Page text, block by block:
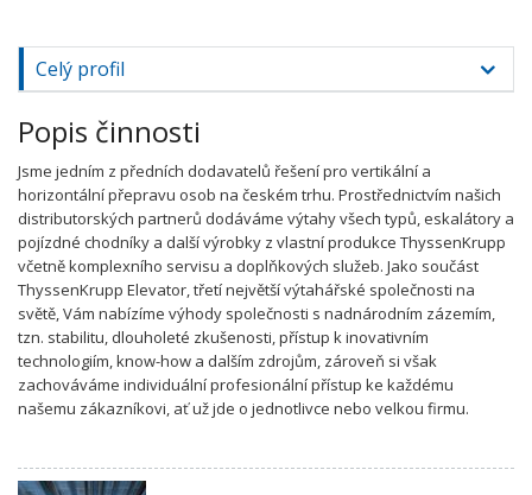
Celý profil
Popis činnosti
Jsme jedním z předních dodavatelů řešení pro vertikální a
horizontální přepravu osob na českém trhu. Prostřednictvím našich
distributorských partnerů dodáváme výtahy všech typů, eskalátory a
pojízdné chodníky a další výrobky z vlastní produkce ThyssenKrupp
včetně komplexního servisu a doplňkových služeb. Jako součást
ThyssenKrupp Elevator, třetí největší výtahářské společnosti na
světě, Vám nabízíme výhody společnosti s nadnárodním zázemím,
tzn. stabilitu, dlouholeté zkušenosti, přístup k inovativním
technologiím, know-how a dalším zdrojům, zároveň si však
zachováváme individuální profesionální přístup ke každému
našemu zákazníkovi, ať už jde o jednotlivce nebo velkou firmu.